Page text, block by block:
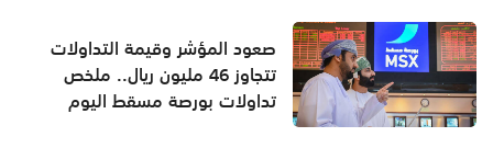
صعود المؤشر وقيمة التداولات
تتجاوز 46 مليون ريال.. ملخص
تداولات بورصة مسقط اليوم